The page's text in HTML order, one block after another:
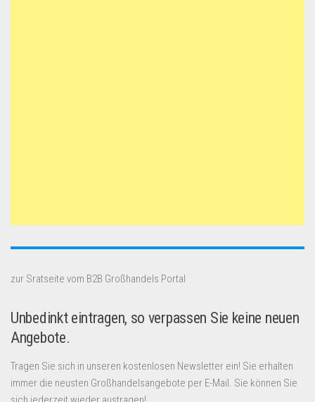
zur Sratseite vom B2B Großhandels Portal
Unbedinkt eintragen, so verpassen Sie keine neuen
Angebote.
Tragen Sie sich in unseren kostenlosen Newsletter ein! Sie erhalten
immer die neusten Großhandelsangebote per E-Mail. Sie können Sie